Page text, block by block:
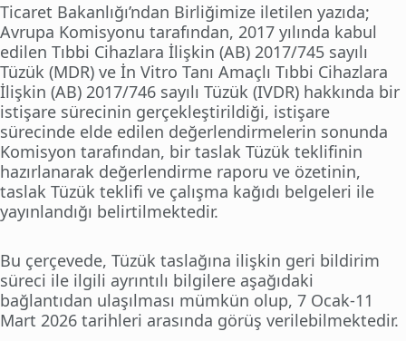
Ticaret Bakanlığı’ndan Birliğimize iletilen yazıda;
Avrupa Komisyonu tarafından, 2017 yılında kabul
edilen Tıbbi Cihazlara İlişkin (AB) 2017/745 sayılı
Tüzük (MDR) ve İn Vitro Tanı Amaçlı Tıbbi Cihazlara
İlişkin (AB) 2017/746 sayılı Tüzük (IVDR) hakkında bir
istişare sürecinin gerçekleştirildiği, istişare
sürecinde elde edilen değerlendirmelerin sonunda
Komisyon tarafından, bir taslak Tüzük teklifinin
hazırlanarak değerlendirme raporu ve özetinin,
taslak Tüzük teklifi ve çalışma kağıdı belgeleri ile
yayınlandığı belirtilmektedir.
Bu çerçevede, Tüzük taslağına ilişkin geri bildirim
süreci ile ilgili ayrıntılı bilgilere aşağıdaki
bağlantıdan ulaşılması mümkün olup, 7 Ocak-11
Mart 2026 tarihleri arasında görüş verilebilmektedir.